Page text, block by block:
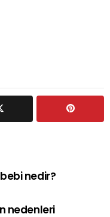
nedir?
nedenleri